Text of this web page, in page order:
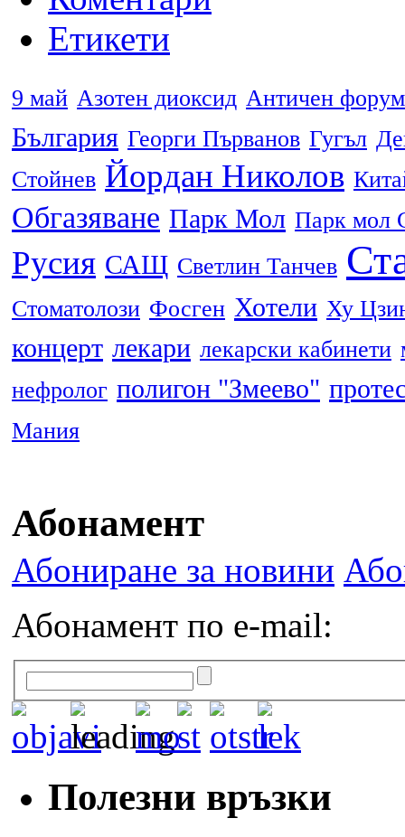
Етикети
9 май Азотен диоксид Античен форум
България Георги Първанов Гугъл
Стойнев Йордан Николов
Обгазяване Парк Мол Парк мол
Русия САЩ Светлин Танчев
Стоматолози Фосген Хотели Ху
концерт лекари лекарски кабинети
нефролог полигон "Змеево"
Мания
Абонамент
Абониране за новини
Абонамент по e-mail:
Полезни връзки